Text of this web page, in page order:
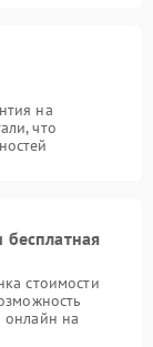
на
что
стоимости
онлайн на